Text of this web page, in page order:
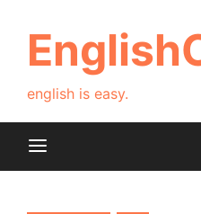
content
english is easy.